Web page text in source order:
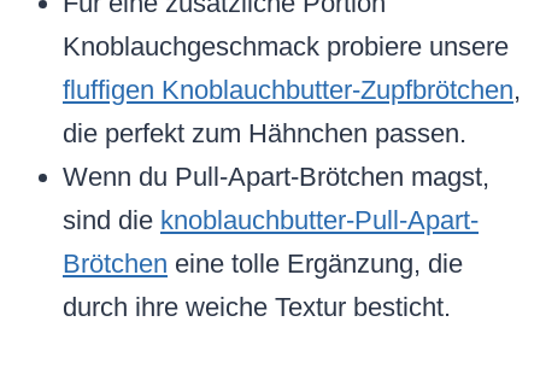
Knoblauchgeschmack probiere unsere
fluffigen Knoblauchbutter-Zupfbrötchen,
die perfekt zum Hähnchen passen.
Wenn du Pull-Apart-Brötchen magst,
sind die knoblauchbutter-Pull-Apart-
Brötchen eine tolle Ergänzung, die
durch ihre weiche Textur besticht.